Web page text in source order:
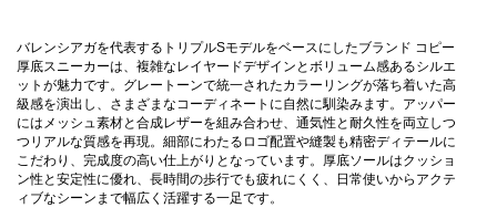
バレンシアガを代表するトリプルSモデルをベースにしたブランド コピー
厚底スニーカーは、複雑なレイヤードデザインとボリューム感あるシルエ
ットが魅力です。グレートーンで統一されたカラーリングが落ち着いた高
級感を演出し、さまざまなコーディネートに自然に馴染みます。アッパー
にはメッシュ素材と合成レザーを組み合わせ、通気性と耐久性を両立しつ
つリアルな質感を再現。細部にわたるロゴ配置や縫製も精密ディテールに
こだわり、完成度の高い仕上がりとなっています。厚底ソールはクッショ
ン性と安定性に優れ、長時間の歩行でも疲れにくく、日常使いからアクテ
ィブなシーンまで幅広く活躍する一足です。